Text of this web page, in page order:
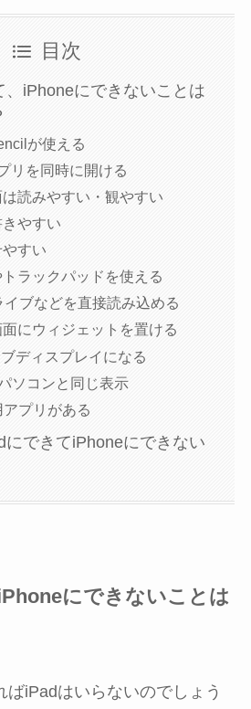
目次
、iPhoneにできないことは
が使える
リを同時に開ける
は読みやすい・観やすい
やすい
やすい
ラックパッドを使える
イブなどを直接読み込める
にウィジェットを置ける
ディスプレイになる
ソコンと同じ表示
プリがある
にできてiPhoneにできない
にできないことは
ばiPadはいらないのでしょう